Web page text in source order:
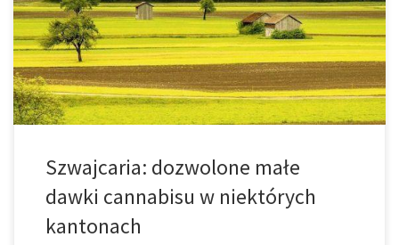
przeznaczone do własnego użytku bądź do nieodpłatnego
podarowania osobie pełnoletniej. Dotychczasowe zdanie
szwajcarskich policjantów, że posiadanie cannabisu jest z reguły
zabronione, staje się tym samym błędne. […]
Szwajcaria: dozwolone małe
dawki cannabisu w niektórych
kantonach